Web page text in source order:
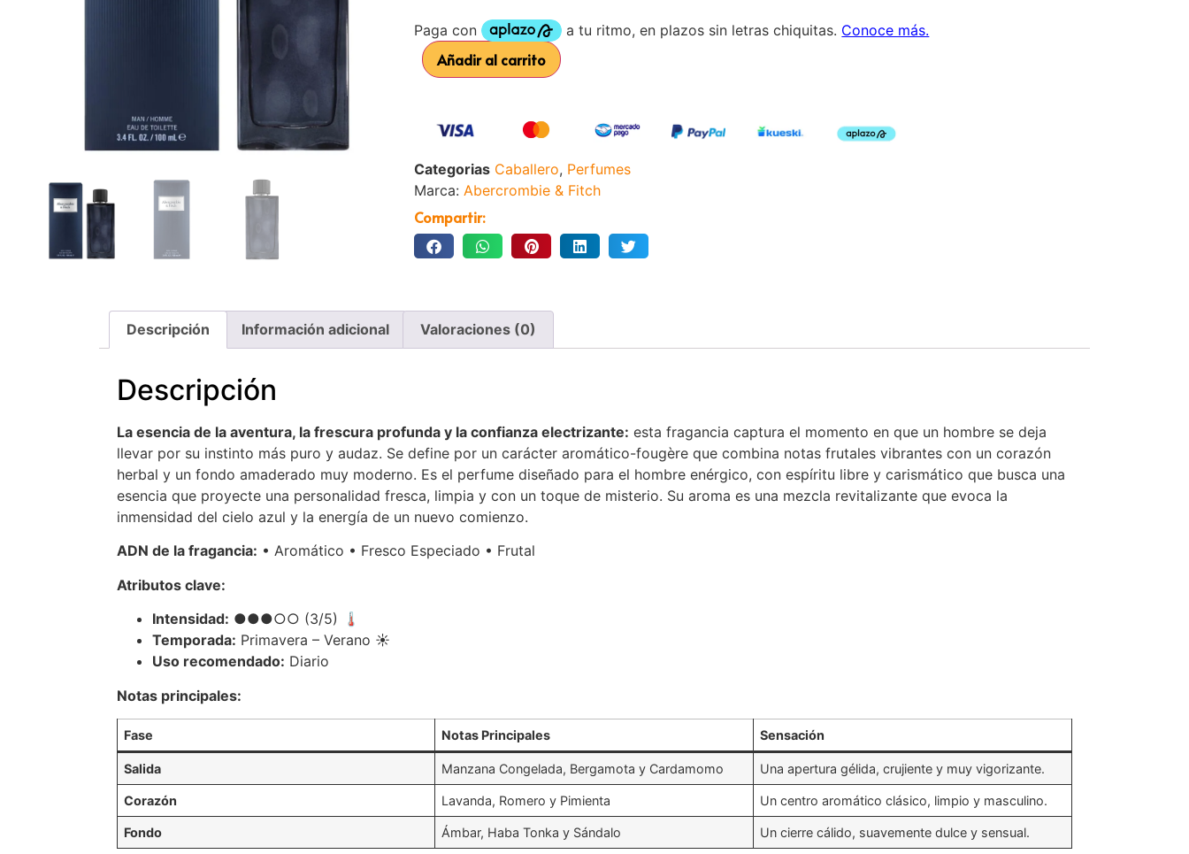
Añadir al carrito
Categorias Caballero, Perfumes
Marca:Abercrombie & Fitch
Compartir:
Descripción Información adicional Valoraciones (0)
Descripción
La esencia de la aventura, la frescura profunda y la confianza electrizante: esta fragancia captura el momento en que un hombre se deja
llevar por su instinto más puro y audaz. Se define por un carácter aromático-fougère que combina notas frutales vibrantes con un corazón
herbal y un fondo amaderado muy moderno. Es el perfume diseñado para el hombre enérgico, con espíritu libre y carismático que busca una
esencia que proyecte una personalidad fresca, limpia y con un toque de misterio. Su aroma es una mezcla revitalizante que evoca la
inmensidad del cielo azul y la energía de un nuevo comienzo.
ADN de la fragancia: • Aromático • Fresco Especiado • Frutal
Atributos clave:
Intensidad: ●●●○○ (3/5) 🌡️
Temporada: Primavera – Verano ☀️
Uso recomendado: Diario
Notas principales:
Fase Notas Principales Sensación
Salida Manzana Congelada, Bergamota y Cardamomo Una apertura gélida, crujiente y muy vigorizante.
Corazón Lavanda, Romero y Pimienta Un centro aromático clásico, limpio y masculino.
Fondo Ámbar, Haba Tonka y Sándalo Un cierre cálido, suavemente dulce y sensual.